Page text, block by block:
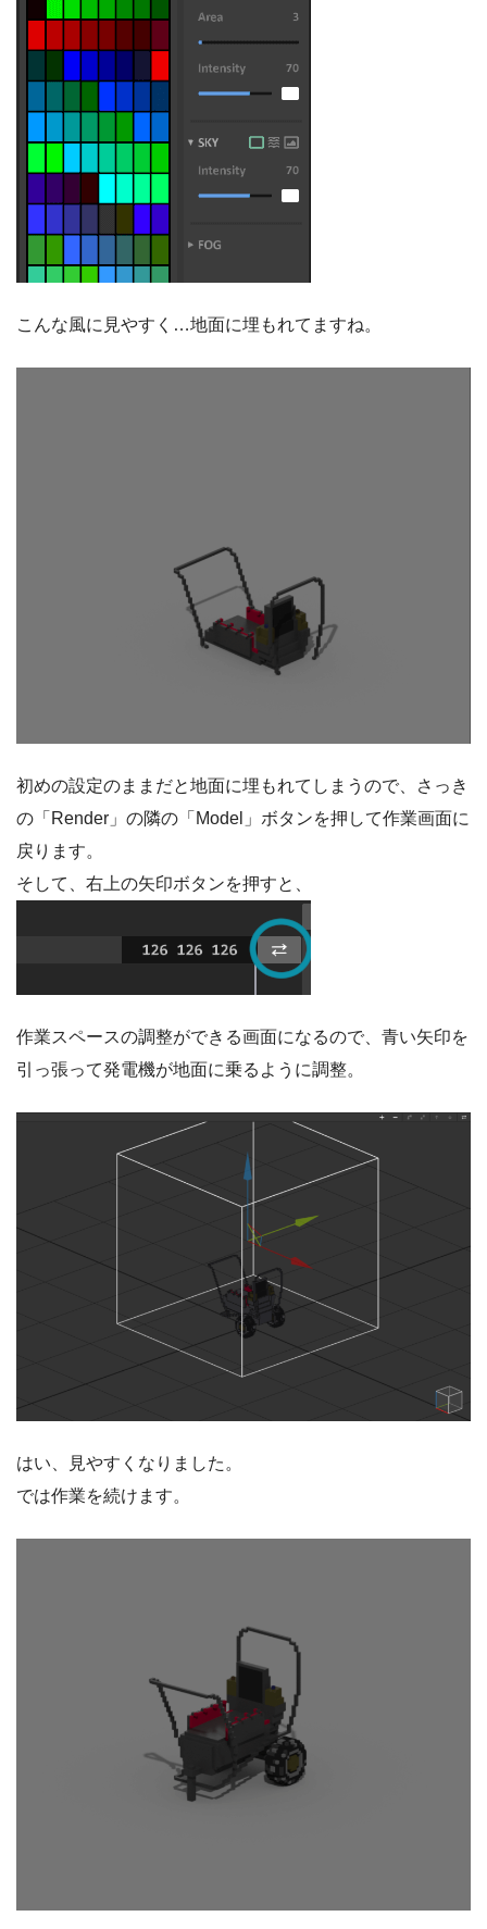
こんな風に見やすく…地面に埋もれてますね。
初めの設定のままだと地面に埋もれてしまうので、さっき
の「Render」の隣の「Model」ボタンを押して作業画面に
戻ります。
そして、右上の矢印ボタンを押すと、
作業スペースの調整ができる画面になるので、青い矢印を
引っ張って発電機が地面に乗るように調整。
はい、見やすくなりました。
では作業を続けます。